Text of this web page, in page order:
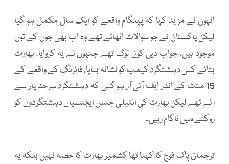
انہوں نے مزید کہا کہ پہلگام واقعے کو ایک سال مکمل ہو گیا
لیکن پاکستان نے جو سوالات اٹھائے تھے وہ اب بھی جوں کے توں
موجود ہیں، جواب دیں کون لوگ تھے جنہوں نے یہ کروایا، بھارت
بتائے کس دہشتگرد کیمپ کو نشانہ بنایا، فائرنگ کے واقعے کے
15 منٹ کے اندر ایف آئی آر ہو گئی کہ دہشتگرد سرحد پار سے
آئے تھے لیکن بھارت کی انٹیلی جنس ایجنسیاں دہشتگردوں کو
روکنے میں ناکام رہیں۔
ترجمان پاک فوج کا کہنا تھا کشمیر بھارت کا حصہ نہیں بلکہ یہ